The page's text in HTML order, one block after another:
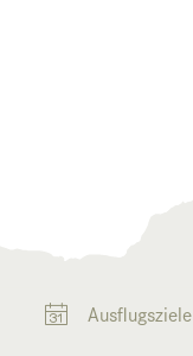
Ausflugsziele